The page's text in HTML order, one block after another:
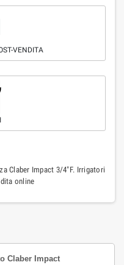
VENDITA
Claber Impact 3/4"F. Irrigatori
online
Claber Impact